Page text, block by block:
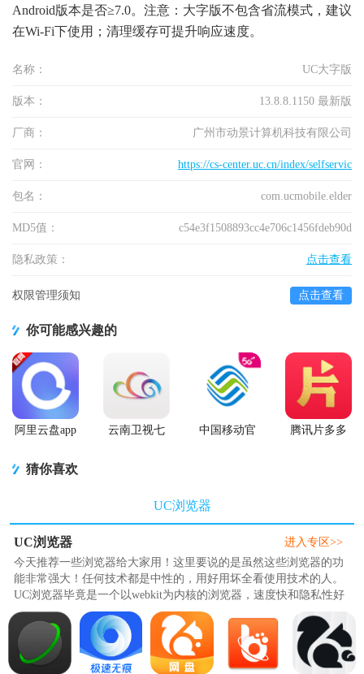
Android版本是否≥7.0。注意：大字版不包含省流模式，建议
在Wi-Fi下使用；清理缓存可提升响应速度。
名称： UC大字版
版本： 13.8.8.1150 最新版
厂商： 广州市动景计算机科技有限公司
官网： https://cs-center.uc.cn/index/selfservic
包名： com.ucmobile.elder
MD5值： c54e3f1508893cc4e706c1456fdeb90d
隐私政策： 点击查看
权限管理须知 点击查看
你可能感兴趣的
阿里云盘app
云南卫视七
中国移动官
腾讯片多多
猜你喜欢
UC浏览器
UC浏览器
今天推荐一些浏览器给大家用！这里要说的是虽然这些浏览器的功
能非常强大！任何技术都是中性的，用好用坏全看使用技术的人。
UC浏览器毕竟是一个以webkit为内核的浏览器，速度快和隐私性好
是他的优点，但咱把这些优点..
进入专区>>